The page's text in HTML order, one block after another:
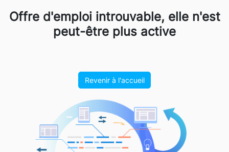
Offre d'emploi introuvable, elle n'est
peut-être plus active
Revenir à l'accueil